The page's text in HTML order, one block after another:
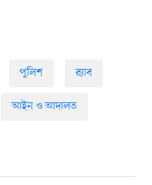
পুলিশ র‍্যাব
আইন ও আদালত